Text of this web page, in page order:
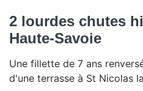
2 lourdes chutes
Haute-Savoie
Une fillette de 7 ans
d'une terrasse à St Nicolas